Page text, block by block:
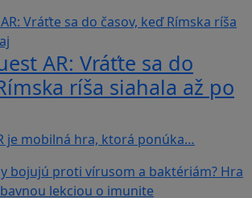
AR: Vráťte sa do
ríša siahala až po
je mobilná hra, ktorá ponúka…